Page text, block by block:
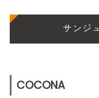
サンジ
COCONA